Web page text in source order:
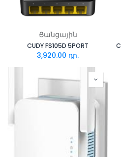
Ցանցային
CUDY FS105D 5PORT
3,920.00 դր.